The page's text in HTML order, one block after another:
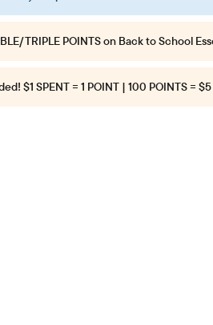
TRIPLE POINTSon Back to School
$1 SPENT = 1 POINT | 100 POINTS =